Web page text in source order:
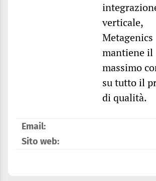
verticale,
Metagenics
mantiene il
massimo
su tutto il
di qualità.
Email:
Sito web: